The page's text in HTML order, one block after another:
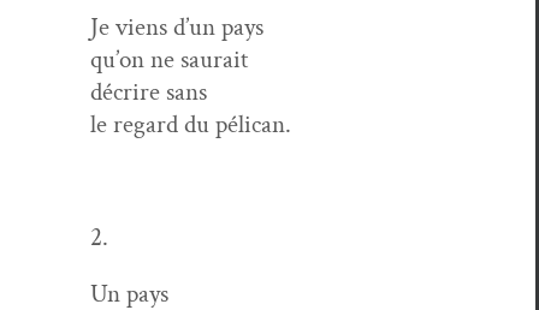
Je viens d’un pays
qu’on ne saurait
décrire sans
le regard du pélican.
2.
Un pays